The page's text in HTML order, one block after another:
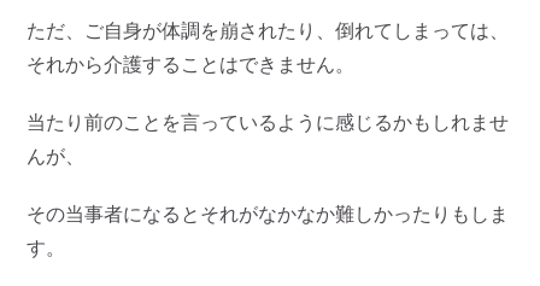
ただ、ご自身が体調を崩されたり、倒れてしまっては、
それから介護することはできません。
当たり前のことを言っているように感じるかもしれませ
んが、
その当事者になるとそれがなかなか難しかったりもしま
す。